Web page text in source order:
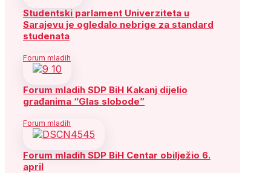
Studentski parlament Univerziteta u
Sarajevu je ogledalo nebrige za standard
studenata
Forum mladih
Forum mladih SDP BiH Kakanj dijelio
građanima “Glas slobode”
Forum mladih
Forum mladih SDP BiH Centar obilježio 6.
april